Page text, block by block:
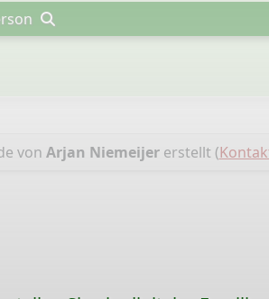
von Arjan Niemeijererstellt (